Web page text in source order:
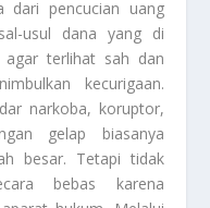
dari pencucian uang
usul dana yang di
terlihat sah dan
kecurigaan.
narkoba, koruptor,
gelap biasanya
besar. Tetapi tidak
bebas karena